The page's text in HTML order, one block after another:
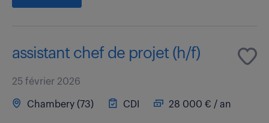
assistant chef de projet (h/f)
25 février 2026
Chambery (73) CDI 28 000 € / an